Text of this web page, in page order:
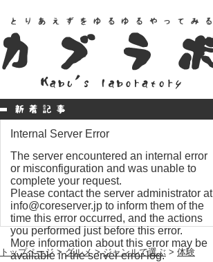
Internal Server Error
The server encountered an internal error
or misconfiguration and was unable to
complete your request.
Please contact the server administrator at
info@coreserver.jp to inform them of the
time this error occurred, and the actions
you performed just before this error.
More information about this error may be
available in the server error log.
トップページ>グルメ>ジャンルで選ぶ > 体験